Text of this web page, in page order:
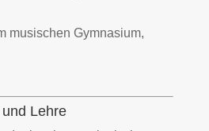
musischen Gymnasium,
Lehre